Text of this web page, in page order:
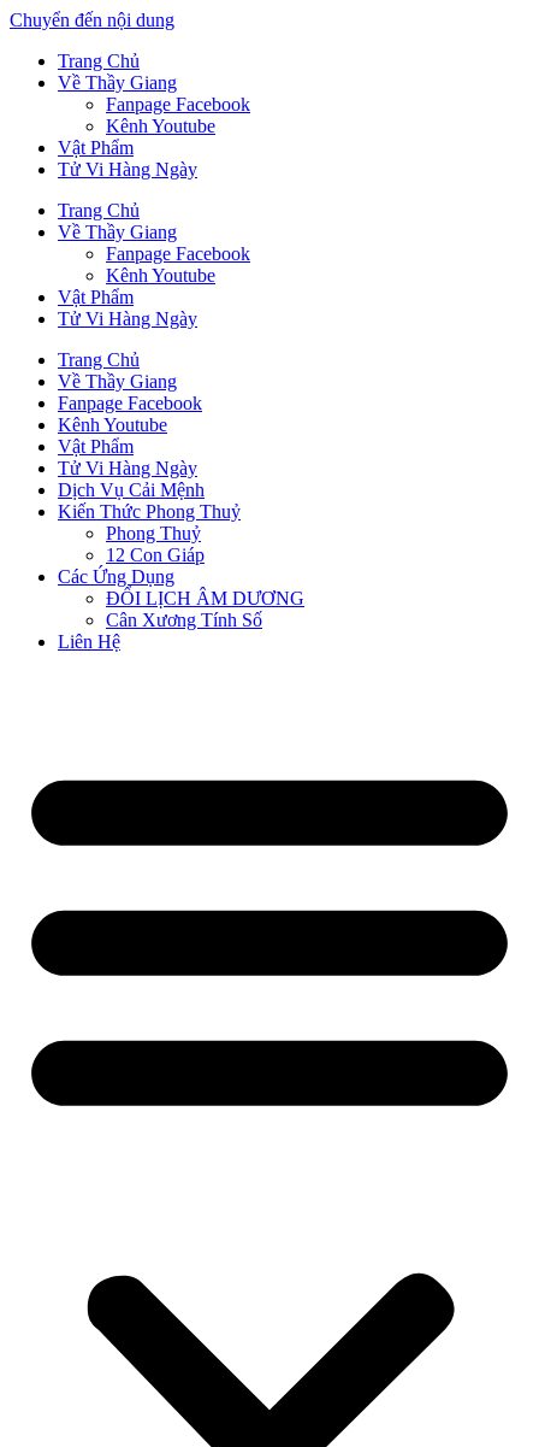
Chuyển đến nội dung
Trang Chủ
Về Thầy Giang
Fanpage Facebook
Kênh Youtube
Vật Phẩm
Tử Vi Hàng Ngày
Trang Chủ
Về Thầy Giang
Fanpage Facebook
Kênh Youtube
Vật Phẩm
Tử Vi Hàng Ngày
Trang Chủ
Về Thầy Giang
Fanpage Facebook
Kênh Youtube
Vật Phẩm
Tử Vi Hàng Ngày
Dịch Vụ Cải Mệnh
Kiến Thức Phong Thuỷ
Phong Thuỷ
12 Con Giáp
Các Ứng Dụng
ĐỔI LỊCH ÂM DƯƠNG
Cân Xương Tính Số
Liên Hệ